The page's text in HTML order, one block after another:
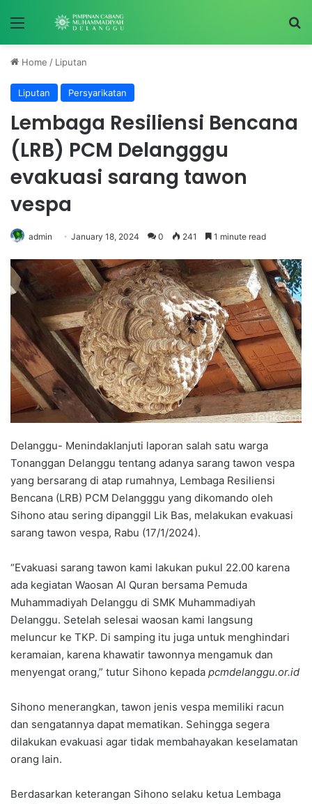
Home / Liputan
Liputan Persyarikatan
Lembaga Resiliensi Bencana
(LRB) PCM Delangggu
evakuasi sarang tawon
vespa
admin January 18, 2024 0 241 1 minute read
Delanggu- Menindaklanjuti laporan salah satu warga
Tonanggan Delanggu tentang adanya sarang tawon vespa
yang bersarang di atap rumahnya, Lembaga Resiliensi
Bencana (LRB) PCM Delangggu yang dikomando oleh
Sihono atau sering dipanggil Lik Bas, melakukan evakuasi
sarang tawon vespa, Rabu (17/1/2024).
“Evakuasi sarang tawon kami lakukan pukul 22.00 karena
ada kegiatan Waosan Al Quran bersama Pemuda
Muhammadiyah Delanggu di SMK Muhammadiyah
Delanggu. Setelah selesai waosan kami langsung
meluncur ke TKP. Di samping itu juga untuk menghindari
keramaian, karena khawatir tawonnya mengamuk dan
menyengat orang,” tutur Sihono kepada pcmdelanggu.or.id
Sihono menerangkan, tawon jenis vespa memiliki racun
dan sengatannya dapat mematikan. Sehingga segera
dilakukan evakuasi agar tidak membahayakan keselamatan
orang lain.
Berdasarkan keterangan Sihono selaku ketua Lembaga